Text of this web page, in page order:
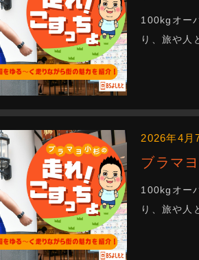
100kgオー
り、旅や人
2026年4月
ブラマ
100kgオー
り、旅や人